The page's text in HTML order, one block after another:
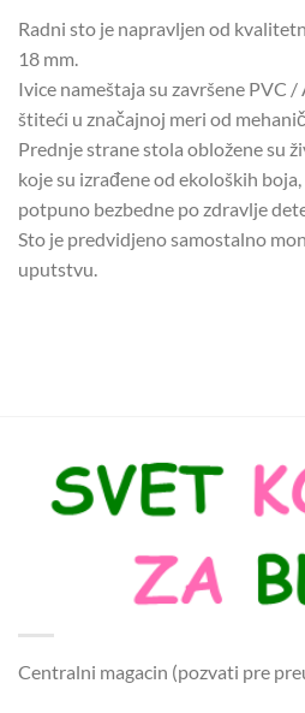
Radni sto je napravljen od
18 mm.
Ivice nameštaja su završene PVC /
štiteći u značajnoj meri od
Prednje strane stola obložene su
koje su izrađene od ekoloških boja,
potpuno bezbedne po zdravlje
Sto je predvidjeno samostalno
uputstvu.
Centralni magacin (pozvati pre